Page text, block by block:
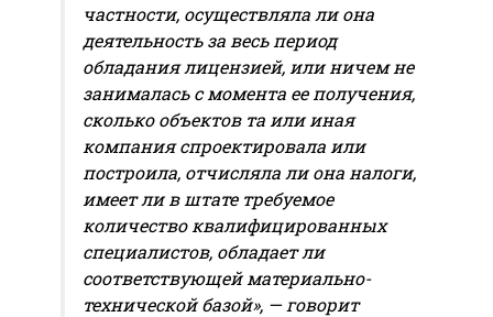
частности, осуществляла ли она
деятельность за весь период
обладания лицензией, или ничем не
занималась с момента ее получения,
сколько объектов та или иная
компания спроектировала или
построила, отчисляла ли она налоги,
имеет ли в штате требуемое
количество квалифицированных
специалистов, обладает ли
соответствующей материально-
технической базой», — говорит